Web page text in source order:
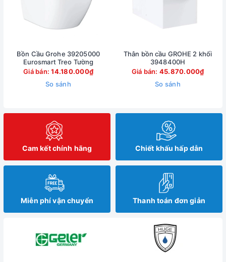
Bồn Cầu Grohe 39205000
Eurosmart Treo Tường
Giá bán:14.180.000₫
So sánh
Thân bồn cầu GROHE 2 khối
3948400H
Giá bán: 45.870.000₫
So sánh
Cam kết chính hãng Chiết khấu hấp dẫn
Miễn phí vận chuyển Thanh toán đơn giản